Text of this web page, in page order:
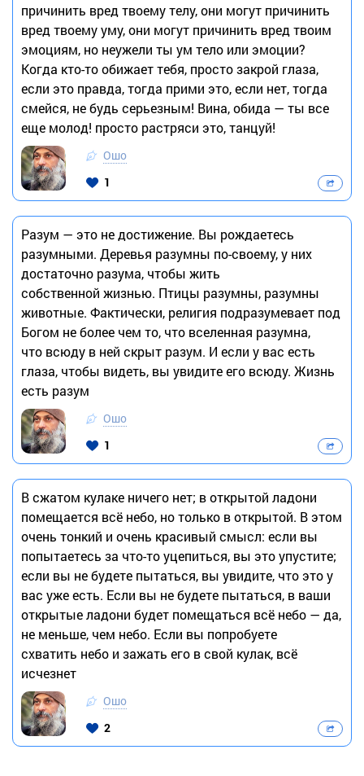
причинить вред твоему телу, они могут причинить
вред твоему уму, они могут причинить вред твоим
эмоциям, но неужели ты ум тело или эмоции?
Когда кто-то обижает тебя, просто закрой глаза,
если это правда, тогда прими это, если нет, тогда
смейся, не будь серьезным! Вина, обида — ты все
еще молод! просто растряси это, танцуй!
Ошо
1
Разум — это не достижение. Вы рождаетесь
разумными. Деревья разумны по-своему, у них
достаточно разума, чтобы жить
собственной жизнью. Птицы разумны, разумны
животные. Фактически, религия подразумевает под
Богом не более чем то, что вселенная разумна,
что всюду в ней скрыт разум. И если у вас есть
глаза, чтобы видеть, вы увидите его всюду. Жизнь
есть разум
Ошо
1
В сжатом кулаке ничего нет; в открытой ладони
помещается всё небо, но только в открытой. В этом
очень тонкий и очень красивый смысл: если вы
попытаетесь за что-то уцепиться, вы это упустите;
если вы не будете пытаться, вы увидите, что это у
вас уже есть. Если вы не будете пытаться, в ваши
открытые ладони будет помещаться всё небо — да,
не меньше, чем небо. Если вы попробуете
схватить небо и зажать его в свой кулак, всё
исчезнет
Ошо
2